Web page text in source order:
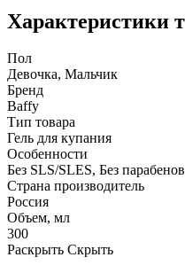
Характеристики
Пол
Девочка, Мальчик
Бренд
Baffy
Тип товара
Гель для купания
Особенности
Без SLS/SLES, Без
Страна производитель
Россия
Объем, мл
300
Раскрыть Скрыть